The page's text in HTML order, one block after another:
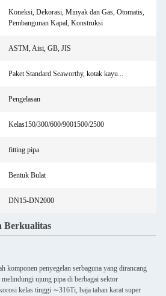
Koneksi, Dekorasi, Minyak dan Gas, Otomatis,
Pembangunan Kapal, Konstruksi
ASTM, Aisi, GB, JIS
Paket Standard Seaworthy, kotak kayu...
Pengelasan
Kelas150/300/600/9001500/2500
fitting pipa
Bentuk Bulat
DN15-DN2000
Berkualitas
komponen penyegelan serbaguna yang dirancang
ujung pipa di berbagai sektor
kelas tinggi ∼316Ti, baja tahan karat super